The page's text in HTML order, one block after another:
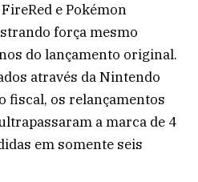
e Pokémon
força mesmo
do lançamento original.
através da Nintendo
fiscal, os relançamentos
a marca de 4
em somente seis